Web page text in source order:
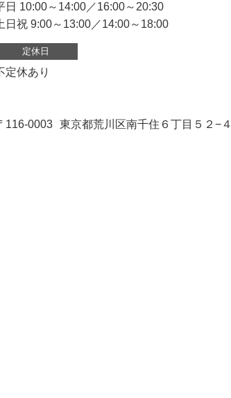
日 10:00～14:00／16:00～20:30
日祝 9:00～13:00／14:00～18:00
定休日
定休あり
116-0003 東京都荒川区南千住６丁目５２−４